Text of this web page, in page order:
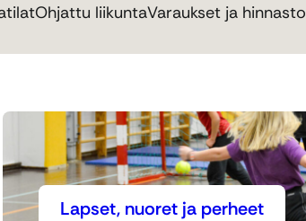
Ohjattu liikuntaVaraukset ja hinnasto
Lapset, nuoret ja perheet